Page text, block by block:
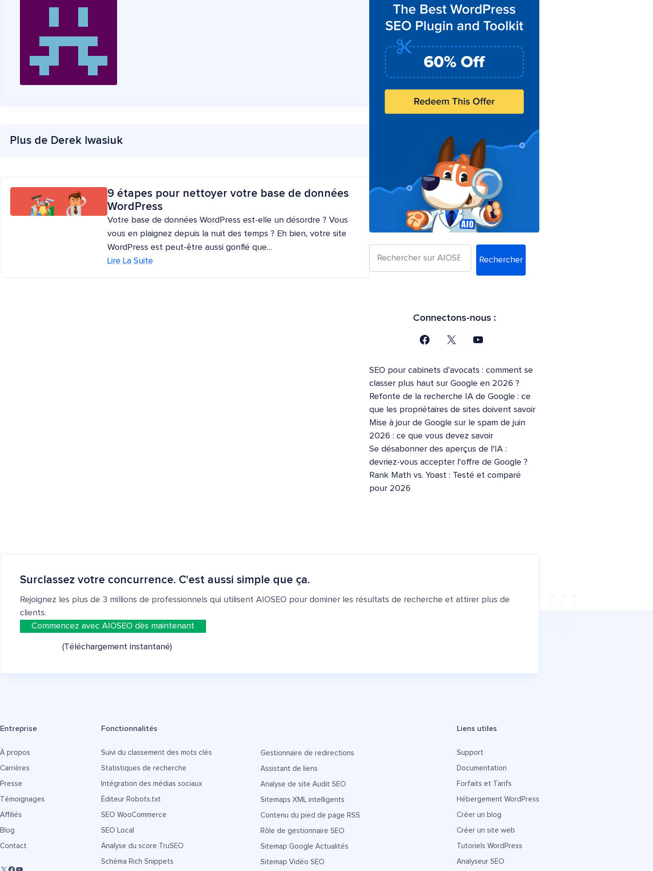
Plus de Derek Iwasiuk
9 étapes pour nettoyer votre base de données
WordPress
Votre base de données WordPress est-elle un désordre ? Vous
vous en plaignez depuis la nuit des temps ? Eh bien, votre site
WordPress est peut-être aussi gonflé que…
Lire La Suite
Rechercher
Connectons-nous :
SEO pour cabinets d’avocats : comment se
classer plus haut sur Google en 2026 ?
Refonte de la recherche IA de Google : ce
que les propriétaires de sites doivent savoir
Mise à jour de Google sur le spam de juin
2026 : ce que vous devez savoir
Se désabonner des aperçus de l'IA :
devriez-vous accepter l'offre de Google ?
Rank Math vs. Yoast : Testé et comparé
pour 2026
Surclassez votre concurrence. C'est aussi simple que ça.
Rejoignez les plus de 3 millions de professionnels qui utilisent AIOSEO pour dominer les résultats de recherche et attirer plus de
clients.
Commencez avec AIOSEO dès maintenant
(Téléchargement instantané)
Entreprise
À propos
Carrières
Presse
Témoignages
Affiliés
Blog
Contact
Fonctionnalités
Suivi du classement des mots clés
Statistiques de recherche
Intégration des médias sociaux
Éditeur Robots.txt
SEO WooCommerce
SEO Local
Analyse du score TruSEO
Schéma Rich Snippets
Gestionnaire de redirections
Assistant de liens
Analyse de site Audit SEO
Sitemaps XML intelligents
Contenu du pied de page RSS
Rôle de gestionnaire SEO
Sitemap Google Actualités
Sitemap Vidéo SEO
Liens utiles
Support
Documentation
Forfaits et Tarifs
Hébergement WordPress
Créer un blog
Créer un site web
Tutoriels WordPress
Analyseur SEO